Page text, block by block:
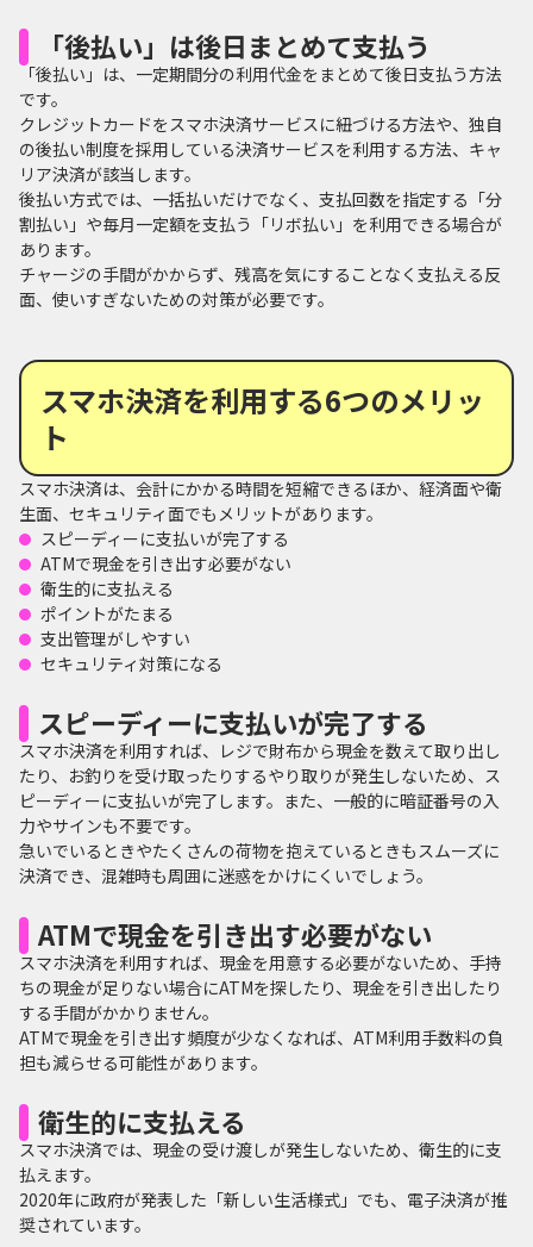
「後払い」は後日まとめて支払う
「後払い」は、一定期間分の利用代金をまとめて後日支払う方法
です。
クレジットカードをスマホ決済サービスに紐づける方法や、独自
の後払い制度を採用している決済サービスを利用する方法、キャ
リア決済が該当します。
後払い方式では、一括払いだけでなく、支払回数を指定する「分
割払い」や毎月一定額を支払う「リボ払い」を利用できる場合が
あります。
チャージの手間がかからず、残高を気にすることなく支払える反
面、使いすぎないための対策が必要です。
スマホ決済を利用する6つのメリッ
ト
スマホ決済は、会計にかかる時間を短縮できるほか、経済面や衛
生面、セキュリティ面でもメリットがあります。
スピーディーに支払いが完了する
ATMで現金を引き出す必要がない
衛生的に支払える
ポイントがたまる
支出管理がしやすい
セキュリティ対策になる
スピーディーに支払いが完了する
スマホ決済を利用すれば、レジで財布から現金を数えて取り出し
たり、お釣りを受け取ったりするやり取りが発生しないため、ス
ピーディーに支払いが完了します。また、一般的に暗証番号の入
力やサインも不要です。
急いでいるときやたくさんの荷物を抱えているときもスムーズに
決済でき、混雑時も周囲に迷惑をかけにくいでしょう。
ATMで現金を引き出す必要がない
スマホ決済を利用すれば、現金を用意する必要がないため、手持
ちの現金が足りない場合にATMを探したり、現金を引き出したり
する手間がかかりません。
ATMで現金を引き出す頻度が少なくなれば、ATM利用手数料の負
担も減らせる可能性があります。
衛生的に支払える
スマホ決済では、現金の受け渡しが発生しないため、衛生的に支
払えます。
2020年に政府が発表した「新しい生活様式」でも、電子決済が推
奨されています。